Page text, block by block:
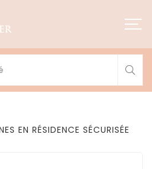
EN RÉSIDENCE SÉCURISÉE